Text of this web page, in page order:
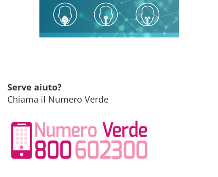
Serve aiuto?
Chiama il Numero Verde